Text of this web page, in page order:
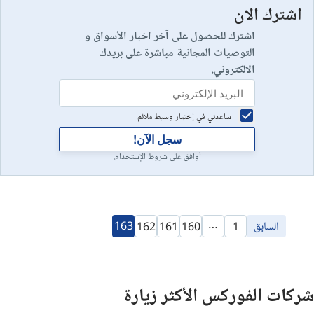
اشترك الان
اشترك للحصول على آخر اخبار الأسواق و
التوصيات المجانية مباشرة على بريدك
الالكتروني.
ساعدني في إختيار وسيط ملائم
سجل الآن!
أوافق على شروط الإستخدام.
السابق 1
…
160
161
162
163
شركات الفوركس الأكثر زيارة